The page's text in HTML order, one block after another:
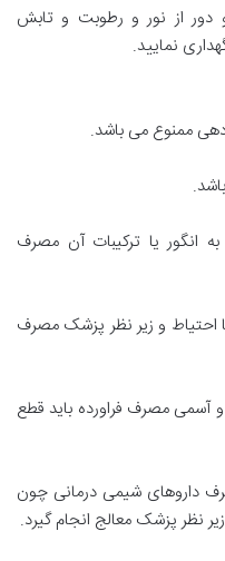
سانتیگراد و دور از نور و رطوبت و تابش
نمایید.
ممنوع می باشد.
یا ترکیبات آن مصرف
احتیاط و زیر نظر پزشک مصرف
مصرف فراورده باید قطع
داروهای شیمی درمانی چون
نظر پزشک معالج انجام گیرد.